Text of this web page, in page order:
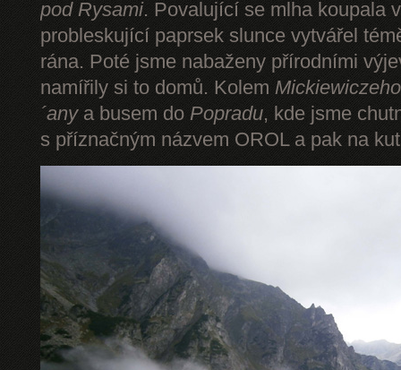
pod Rysami. Povalující se mlha koupala
probleskující paprsek slunce vytvářel
rána. Poté jsme nabaženy přírodními
namířily si to domů. Kolem
´anya busem do Popradu, kde jsme
s příznačným názvem OROL a pak na